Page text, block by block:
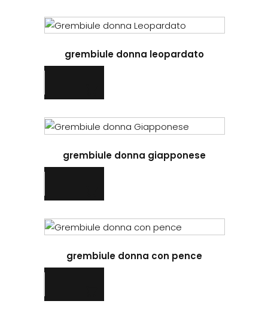
grembiule donna leopardato
grembiule donna giapponese
Questo
ha
grembiule donna con pence